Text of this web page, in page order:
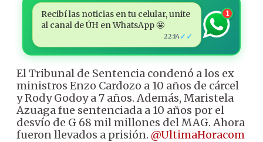
Recibí las noticias en tu celular, unite
al canal de ÚH en WhatsApp 🤩
22:14✓✓
1
El Tribunal de Sentencia condenó a los ex
ministros Enzo Cardozo a 10 años de cárcel
y Rody Godoy a 7 años. Además, Maristela
Azuaga fue sentenciada a 10 años por el
desvío de G 68 mil millones del MAG. Ahora
fueron llevados a prisión. @UltimaHoracom